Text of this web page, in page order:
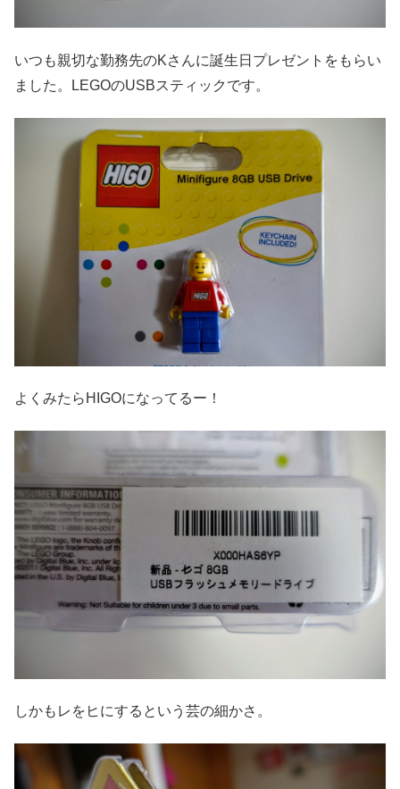
いつも親切な勤務先のKさんに誕生日プレゼントをもらい
ました。LEGOのUSBスティックです。
よくみたらHIGOになってるー！
しかもレをヒにするという芸の細かさ。